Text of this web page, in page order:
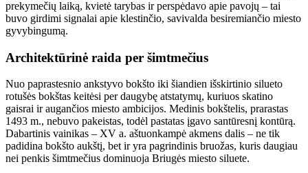
prekymečių laiką, kvietė tarybas ir perspėdavo apie pavojų – tai
buvo girdimi signalai apie klestinčio, savivalda besiremiančio miesto
gyvybingumą.
Architektūrinė raida per šimtmečius
Nuo paprastesnio ankstyvo bokšto iki šiandien išskirtinio silueto
rotušės bokštas keitėsi per daugybę atstatymų, kuriuos skatino
gaisrai ir augančios miesto ambicijos. Medinis bokštelis, prarastas
1493 m., nebuvo pakeistas, todėl pastatas įgavo santūresnį kontūrą.
Dabartinis vainikas – XV a. aštuonkampė akmens dalis – ne tik
padidina bokšto aukštį, bet ir yra pagrindinis bruožas, kuris daugiau
nei penkis šimtmečius dominuoja Briugės miesto siluete.